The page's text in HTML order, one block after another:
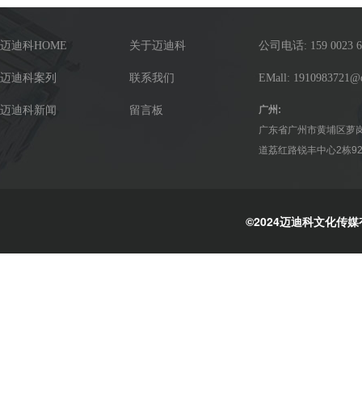
迈迪科HOME
迈迪科案列
迈迪科新闻
关于迈迪科
联系我们
留言板
公司电话: 159 0023
EMall:
广州:
广东省广州市黄埔区萝
道荔红路锐丰中心2栋
©2024迈迪科文化传